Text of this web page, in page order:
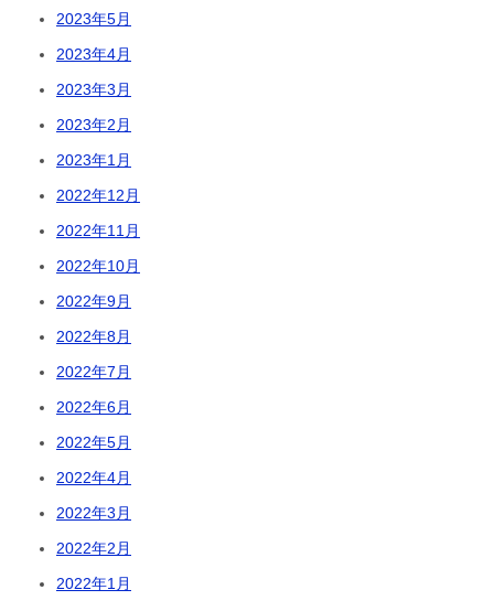
2023年5月
2023年4月
2023年3月
2023年2月
2023年1月
2022年12月
2022年11月
2022年10月
2022年9月
2022年8月
2022年7月
2022年6月
2022年5月
2022年4月
2022年3月
2022年2月
2022年1月